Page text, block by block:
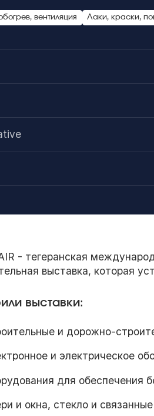
вентиляция Лаки, краски,
- тегеранская
выставка, которая
выставки:
и дорожно-
и электрическое
для обеспечения
и окна, стекло и